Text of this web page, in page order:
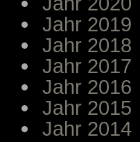
Jahr 2019
Jahr 2018
Jahr 2017
Jahr 2016
Jahr 2015
Jahr 2014